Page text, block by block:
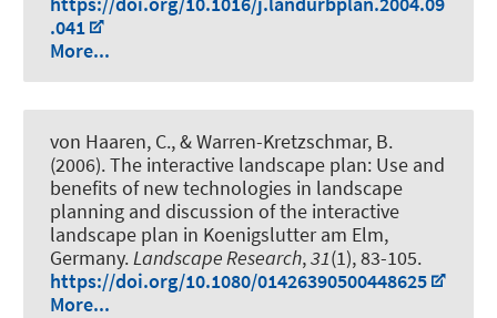
.041
More...
von Haaren, C., & Warren-Kretzschmar, B.
(2006).The interactive landscape plan: Use and
benefits of new technologies in landscape
planning and discussion of the interactive
landscape plan in Koenigslutter am Elm,
Germany.Landscape Research,31(1), 83-105.
https://doi.org/10.1080/01426390500448625
More...